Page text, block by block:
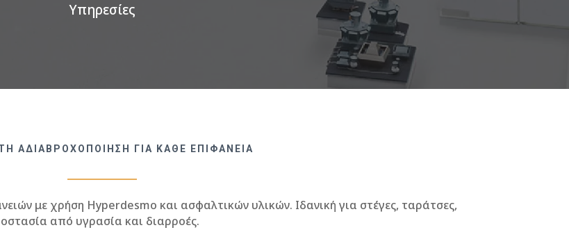
Υπηρεσίες
ΑΔΙΑΒΡΟΧΟΠΟΙΗΣΗ ΓΙΑ ΚΑΘΕ ΕΠΙΦΑΝΕΙΑ
με χρήση Hyperdesmo και ασφαλτικών υλικών. Ιδανική για στέγες, ταράτσες,
από υγρασία και διαρροές.